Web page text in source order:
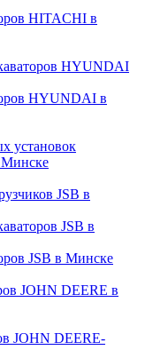
HITACHI в
HYUNDAI
HYUNDAI в
установок
JSB в
JSB в
JSB в Минске
JOHN DEERE в
JOHN DEERE-